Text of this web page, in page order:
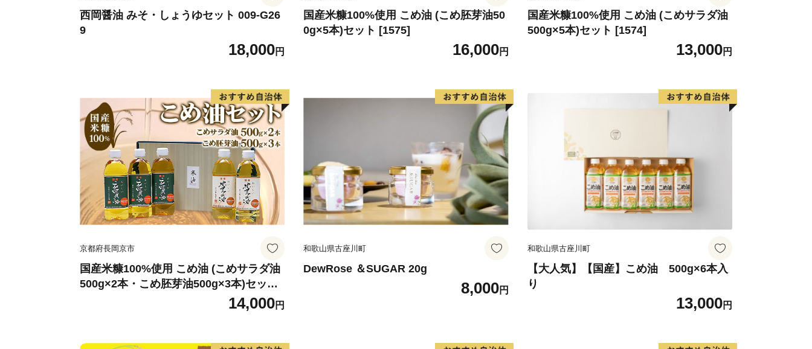
西岡醤油 みそ・しょうゆセット 009-G26
9
18,000円
国産米糠100%使用 こめ油 (こめ胚芽油50
0g×5本)セット [1575]
16,000円
国産米糠100%使用 こめ油 (こめサラダ油
500g×5本)セット [1574]
13,000円
京都府長岡京市
国産米糠100%使用 こめ油 (こめサラダ油
500g×2本・こめ胚芽油500g×3本)セット
14,000円
和歌山県古座川町
DewRose ＆SUGAR 20g
8,000円
和歌山県古座川町
【大人気】【国産】こめ油 500g×6本入
り
13,000円